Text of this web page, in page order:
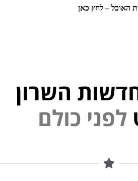
האוכל – לחץ כאן
השרון